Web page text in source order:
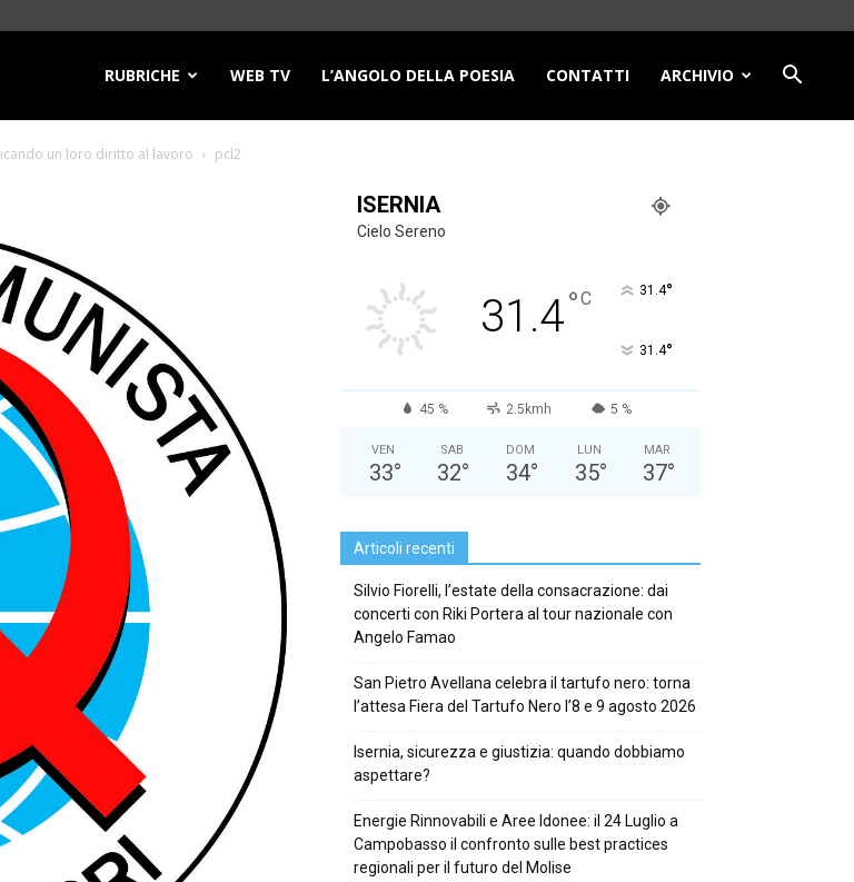
RUBRICHE WEB TV L’ANGOLO DELLA POESIA CONTATTI ARCHIVIO
un loro diritto al lavoro pcl2
ISERNIA
Cielo Sereno
31.4°C 31.4°
31.4°
45 % 2.5kmh 5 %
VEN
33°
SAB
32°
DOM
34°
LUN
35°
MAR
37°
Articoli recenti
Silvio Fiorelli, l’estate della consacrazione: dai
concerti con Riki Portera al tour nazionale con
Angelo Famao
San Pietro Avellana celebra il tartufo nero: torna
l’attesa Fiera del Tartufo Nero l’8 e 9 agosto 2026
Isernia, sicurezza e giustizia: quando dobbiamo
aspettare?
Energie Rinnovabili e Aree Idonee: il 24 Luglio a
Campobasso il confronto sulle best practices
regionali per il futuro del Molise